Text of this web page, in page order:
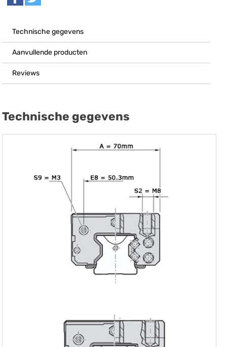
Technische gegevens
Aanvullende producten
Reviews
Technische gegevens